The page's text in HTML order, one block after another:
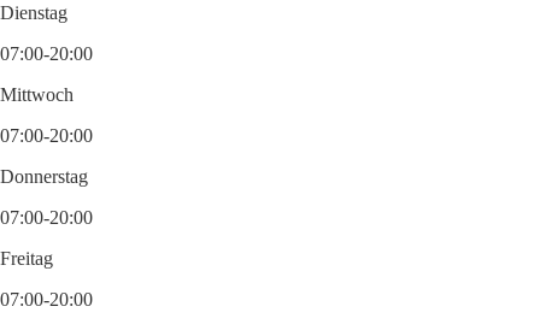
Dienstag
07:00-20:00
Mittwoch
07:00-20:00
Donnerstag
07:00-20:00
Freitag
07:00-20:00